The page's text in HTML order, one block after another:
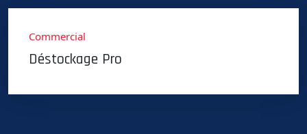
Commercial
Déstockage Pro